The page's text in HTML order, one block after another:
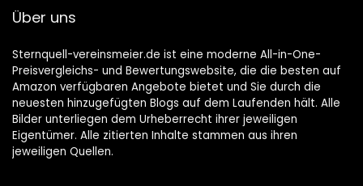
Über uns
Sternquell-vereinsmeier.de ist eine moderne All-in-One-
Preisvergleichs- und Bewertungswebsite, die die besten auf
Amazon verfügbaren Angebote bietet und Sie durch die
neuesten hinzugefügten Blogs auf dem Laufenden hält. Alle
Bilder unterliegen dem Urheberrecht ihrer jeweiligen
Eigentümer. Alle zitierten Inhalte stammen aus ihren
jeweiligen Quellen.